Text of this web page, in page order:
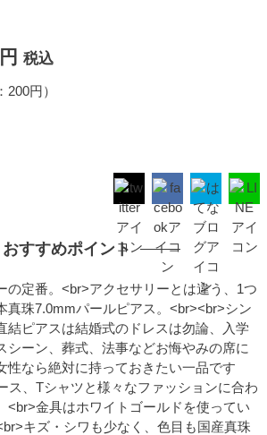
税込
円）
おすすめポイント
の定番。<br>アクセサリーとは違う、1つ
真珠7.0mmパールピアス。<br><br>シン
結ピアスは結婚式のドレスは勿論、入学
シーン、葬式、法事などお悔やみの席に
性なら絶対に持っておきたい一品です
ス、Tシャツと様々なファッションに合わ
<br>金具はホワイトゴールドを使ってい
キズ・シワも少なく、色目も国産真珠